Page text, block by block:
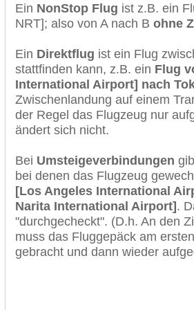
Ein NonStop Flug ist z.B. ein
NRT]; also von A nach B ohne
Ein Direktflug ist ein Flug
stattfinden kann, z.B. ein Flug
International Airport] nach
Zwischenlandung auf einem
der Regel das Flugzeug nur
ändert sich nicht.
Bei Umsteigeverbindungen
bei denen das Flugzeug
[Los Angeles International
Narita International Airport].
"durchgecheckt". (D.h. An den
muss das Fluggepäck am
gebracht und dann wieder